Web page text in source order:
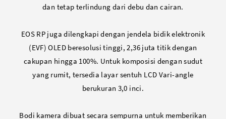
dan tetap terlindung dari debu dan cairan.
EOS RP juga dilengkapi dengan jendela bidik elektronik
(EVF) OLED beresolusi tinggi, 2,36 juta titik dengan
cakupan hingga 100%. Untuk komposisi dengan sudut
yang rumit, tersedia layar sentuh LCD Vari-angle
berukuran 3,0 inci.
Bodi kamera dibuat secara sempurna untuk memberikan